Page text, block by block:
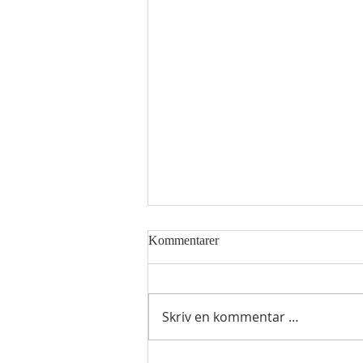
Hellig sky 8.august
Kommentarer
Skriv en kommentar …